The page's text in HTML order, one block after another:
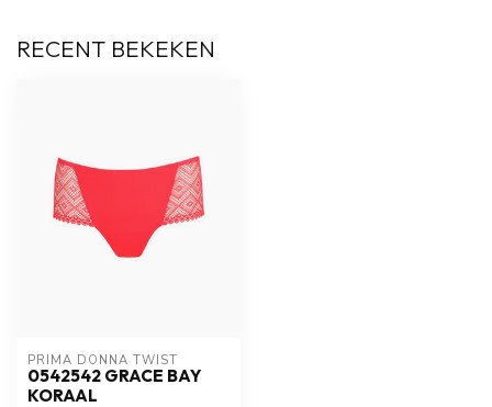
RECENT BEKEKEN
PRIMA DONNA TWIST
0542542 GRACE BAY
KORAAL